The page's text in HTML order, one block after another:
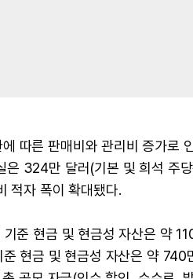
따른 판매비와 관리비 증가로
324만 달러(기본 및 희석 주
적자 폭이 확대됐다.
준 현금 및 현금성 자산은 약
현금 및 현금성 자산은 약 740